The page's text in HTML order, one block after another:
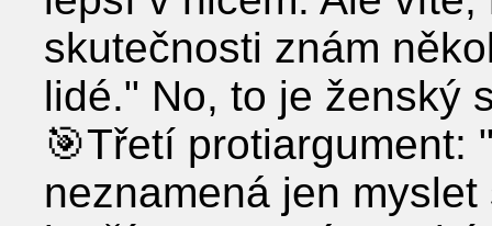
skutečnosti znám
lidé." No, to je ženský
🎯Třetí protiargument:
neznamená jen